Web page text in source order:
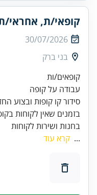
קופאי/ת, אחראי/
30/07/2026
בני ברק
בזמנים שאין לקוחות
בחנות ושירות לקוחות
... קרא עוד